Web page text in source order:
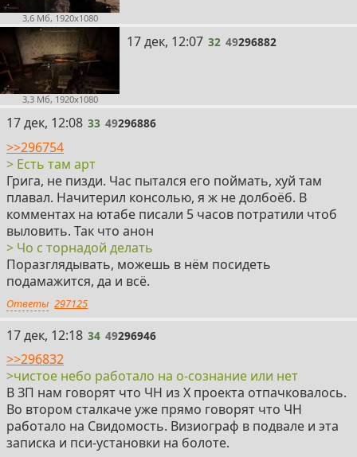
3,6 Мб, 1920x1080
3,3 Мб, 1920x1080
32
17 дек, 12:07 32 49296882
33
17 дек, 12:08 33 49296886
>>296754
> Есть там арт
Грига, не пизди. Час пытался его поймать, хуй там
плавал. Начитерил консолью, я ж не долбоёб. В
комментах на ютабе писали 5 часов потратили чтоб
выловить. Так что анон
> Чо с торнадой делать
Поразглядывать, можешь в нём посидеть
подамажится, да и всё.
Ответы 297125
34
17 дек, 12:18 34 49296946
>>296832
>чистое небо работало на о-сознание или нет
В ЗП нам говорят что ЧН из Х проекта отпачковалось.
Во втором сталкаче уже прямо говорят что ЧН
работало на Свидомость. Визиограф в подвале и эта
записка и пси-установки на болоте.